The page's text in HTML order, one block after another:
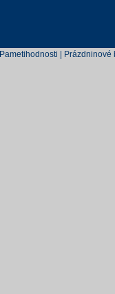
Pametihodnosti Prázdninové